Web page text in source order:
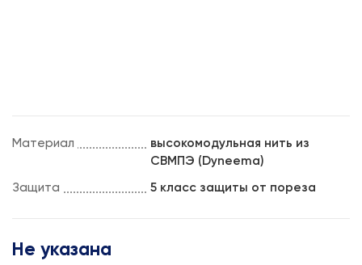
Материал
высокомодульная нить из
СВМПЭ (Dyneema)
Защита 5 класс защиты от пореза
Не указана